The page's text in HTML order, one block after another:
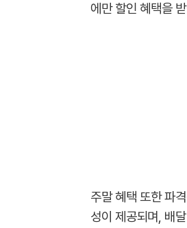
에만 할인 혜택을
주말 혜택 또한 파
성이 제공되며, 배